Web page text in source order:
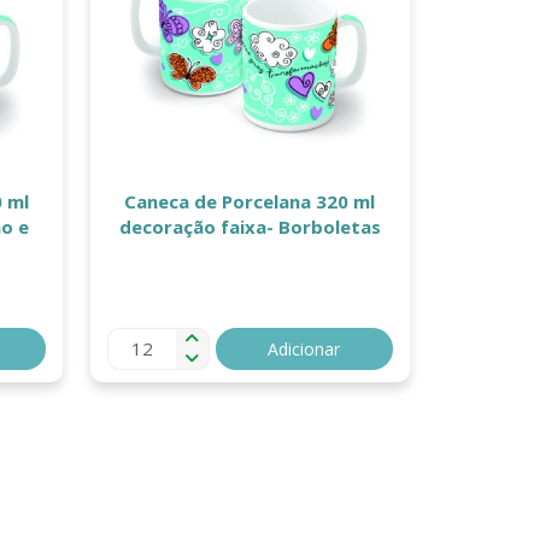
ml
e
Caneca de Porcelana 320 ml
decoração faixa- Borboletas
Adicionar